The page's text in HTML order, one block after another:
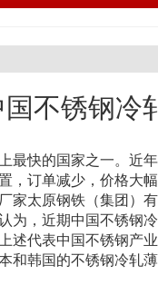
不锈钢冷
快的国家之一。近
，订单减少，价格大
家太原钢铁（集团）
为，近期中国不锈
述代表中国不锈钢产
和韩国的不锈钢冷轧